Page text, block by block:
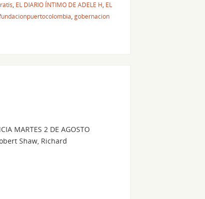
, EL DIARIO ÍNTIMO DE ADELE H, EL
, gobernacion
MARTES 2 DE AGOSTO
Shaw, Richard